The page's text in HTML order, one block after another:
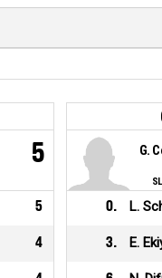
5
5
4
G.
0. L.
3. E.